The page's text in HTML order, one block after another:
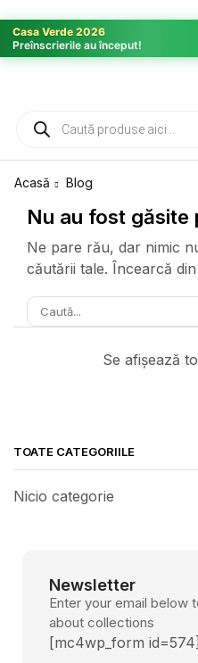
Casa Verde 2026
Preînscrierile au început!
Acasă Blog
Nu au fost găsite
Ne pare rău, dar nimic
căutării tale. Încearcă
Se afișează
TOATE CATEGORIILE
Nicio categorie
Newsletter
Enter your email below
about collections
[mc4wp_form id=574]